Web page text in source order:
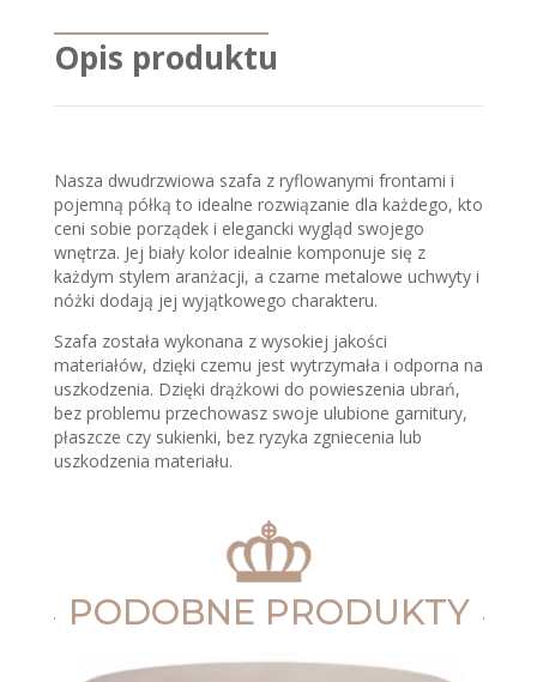
Opis produktu
Nasza dwudrzwiowa szafa z ryflowanymi frontami i
pojemną półką to idealne rozwiązanie dla każdego, kto
ceni sobie porządek i elegancki wygląd swojego
wnętrza. Jej biały kolor idealnie komponuje się z
każdym stylem aranżacji, a czarne metalowe uchwyty i
nóżki dodają jej wyjątkowego charakteru.
Szafa została wykonana z wysokiej jakości
materiałów, dzięki czemu jest wytrzymała i odporna na
uszkodzenia. Dzięki drążkowi do powieszenia ubrań,
bez problemu przechowasz swoje ulubione garnitury,
płaszcze czy sukienki, bez ryzyka zgniecenia lub
uszkodzenia materiału.
PODOBNE PRODUKTY